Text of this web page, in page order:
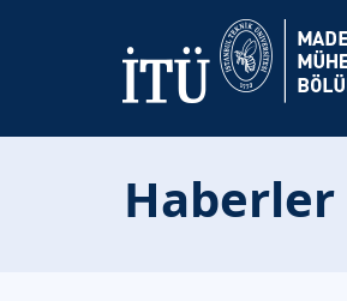
Haberler